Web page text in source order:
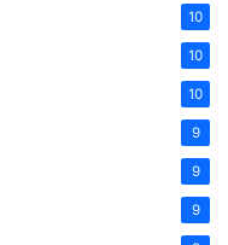
10
10
10
9
9
9